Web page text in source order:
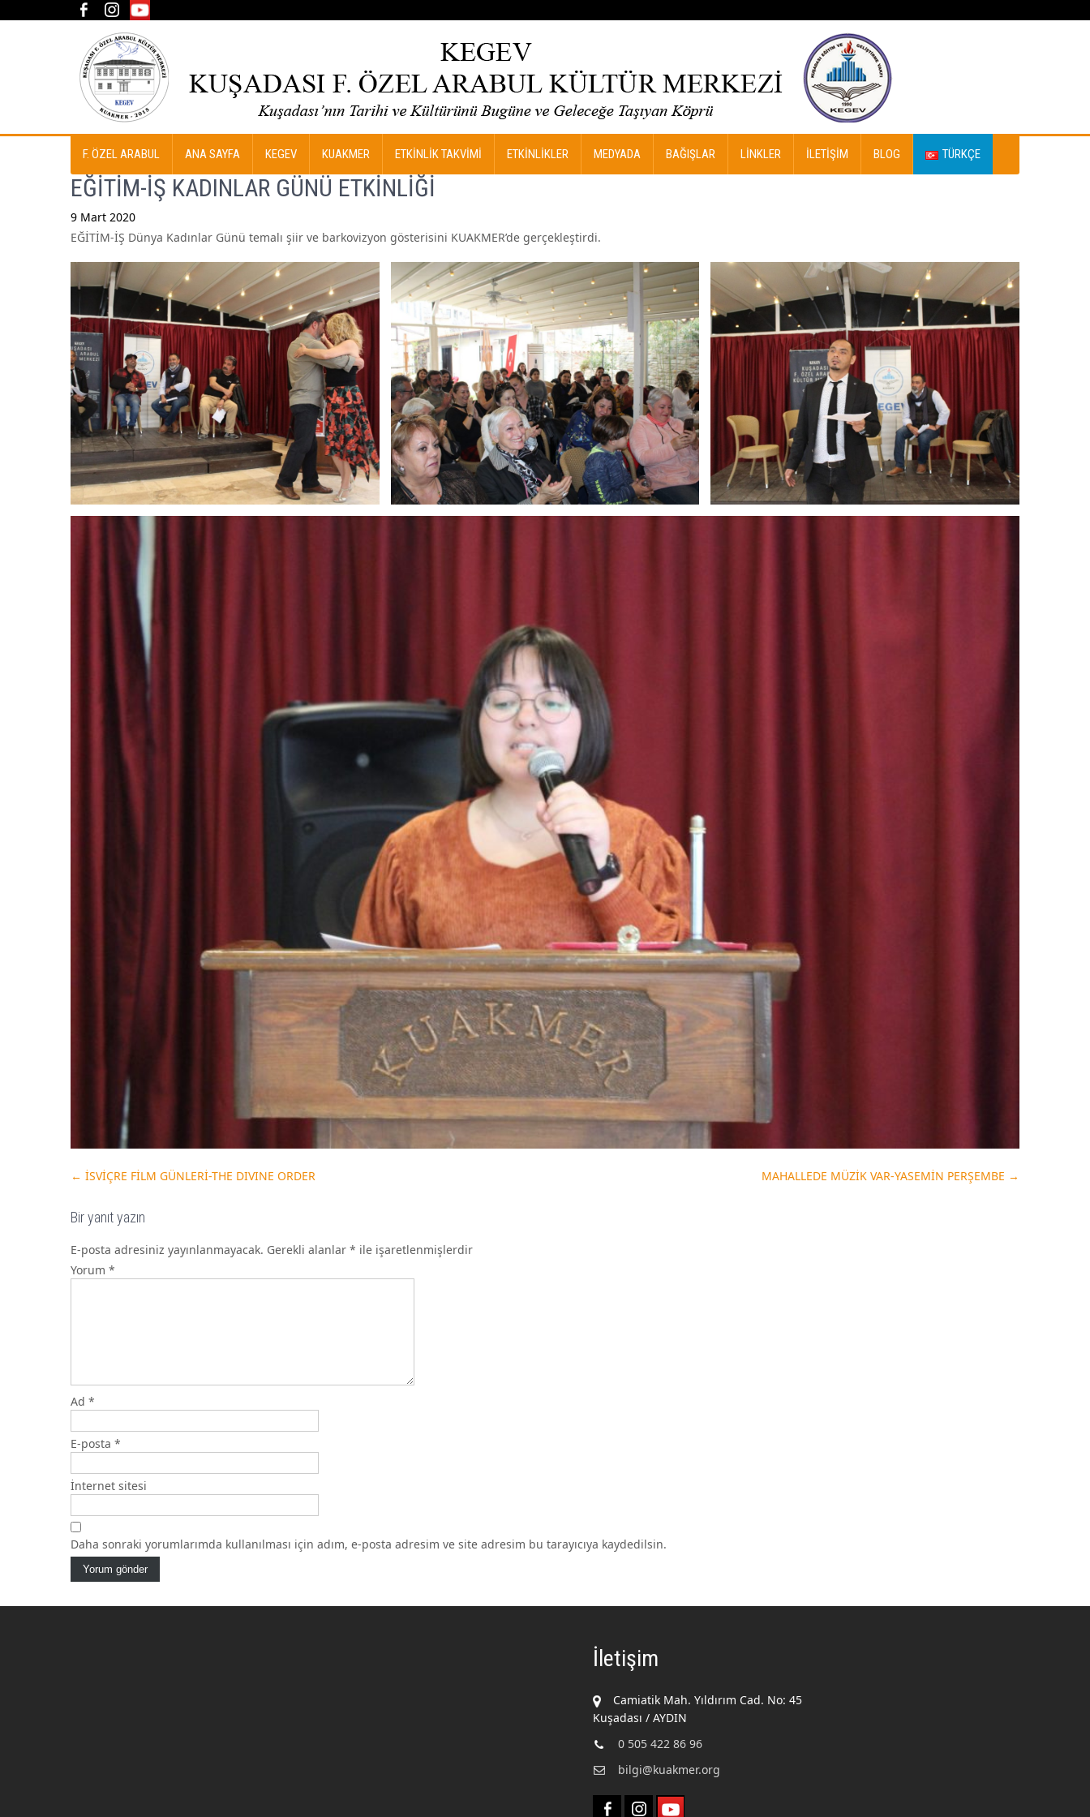
F. ÖZEL ARABUL ANA SAYFA KEGEV KUAKMER ETKİNLİK TAKVİMİ ETKİNLİKLER MEDYADA BAĞIŞLAR LINKLER İLETIŞIM BLOG TÜRKÇE
EĞİTİM-İŞ KADINLAR GÜNÜ ETKİNLİĞİ
9 Mart 2020
EĞİTİM-İŞ Dünya Kadınlar Günü temalı şiir ve barkovizyon gösterisini KUAKMER’de gerçekleştirdi.
navigation
← İSVİÇRE FİLM GÜNLERİ-THE DIVINE ORDER MAHALLEDE MÜZİK VAR-YASEMİN PERŞEMBE →
Bir yanıt yazın
E-posta adresiniz yayınlanmayacak. Gerekli alanlar * ile işaretlenmişlerdir
Yorum *
Ad *
E-posta *
İnternet sitesi
Daha sonraki yorumlarımda kullanılması için adım, e-posta adresim ve site adresim bu tarayıcıya kaydedilsin.
İletişim
Camiatik Mah. Yıldırım Cad. No: 45
Kuşadası / AYDIN
0 505 422 86 96
bilgi@kuakmer.org